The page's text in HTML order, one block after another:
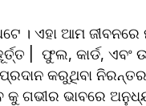
। ଏହା ଆମ ଜୀବନରେ
|  ଫୁଲ, କାର୍ଡ, ଏବଂ
ପ୍ରଦାନ କରୁଥିବା
ଗଭୀର ଭାବରେ